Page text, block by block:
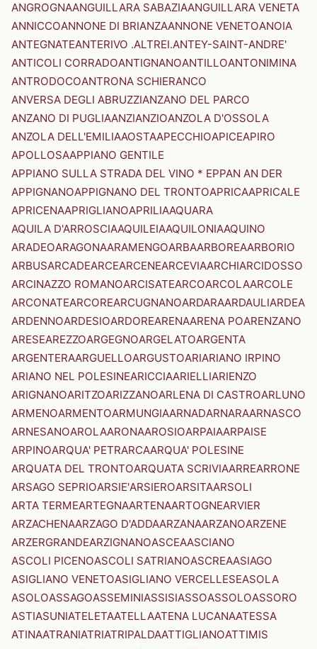
ANGROGNAANGUILLARA SABAZIAANGUILLARA VENETA
ANNICCOANNONE DI BRIANZAANNONE VENETOANOIA
ANTEGNATEANTERIVO .ALTREI.ANTEY-SAINT-ANDRE'
ANTICOLI CORRADOANTIGNANOANTILLOANTONIMINA
ANTRODOCOANTRONA SCHIERANCO
ANVERSA DEGLI ABRUZZIANZANO DEL PARCO
ANZANO DI PUGLIAANZIANZIOANZOLA D'OSSOLA
ANZOLA DELL'EMILIAAOSTAAPECCHIOAPICEAPIRO
APOLLOSAAPPIANO GENTILE
APPIANO SULLA STRADA DEL VINO * EPPAN AN DER
APPIGNANOAPPIGNANO DEL TRONTOAPRICAAPRICALE
APRICENAAPRIGLIANOAPRILIAAQUARA
AQUILA D'ARROSCIAAQUILEIAAQUILONIAAQUINO
ARADEOARAGONAARAMENGOARBAARBOREAARBORIO
ARBUSARCADEARCEARCENEARCEVIAARCHIARCIDOSSO
ARCINAZZO ROMANOARCISATEARCOARCOLAARCOLE
ARCONATEARCOREARCUGNANOARDARAARDAULIARDEA
ARDENNOARDESIOARDOREARENAARENA POARENZANO
ARESEAREZZOARGEGNOARGELATOARGENTA
ARGENTERAARGUELLOARGUSTOARIARIANO IRPINO
ARIANO NEL POLESINEARICCIAARIELLIARIENZO
ARIGNANOARITZOARIZZANOARLENA DI CASTROARLUNO
ARMENOARMENTOARMUNGIAARNADARNARAARNASCO
ARNESANOAROLAARONAAROSIOARPAIAARPAISE
ARPINOARQUA' PETRARCAARQUA' POLESINE
ARQUATA DEL TRONTOARQUATA SCRIVIAARREARRONE
ARSAGO SEPRIOARSIE'ARSIEROARSITAARSOLI
ARTA TERMEARTEGNAARTENAARTOGNEARVIER
ARZACHENAARZAGO D'ADDAARZANAARZANOARZENE
ARZERGRANDEARZIGNANOASCEAASCIANO
ASCOLI PICENOASCOLI SATRIANOASCREAASIAGO
ASIGLIANO VENETOASIGLIANO VERCELLESEASOLA
ASOLOASSAGOASSEMINIASSISIASSOASSOLOASSORO
ASTIASUNIATELETAATELLAATENA LUCANAATESSA
ATINAATRANIATRIATRIPALDAATTIGLIANOATTIMIS